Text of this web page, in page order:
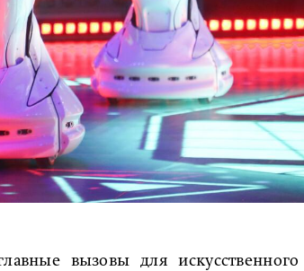
вызовы для искусственного